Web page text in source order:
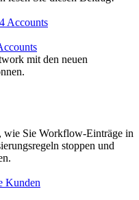
mit den neuen
wie Sie Workflow-Einträge in
stoppen und